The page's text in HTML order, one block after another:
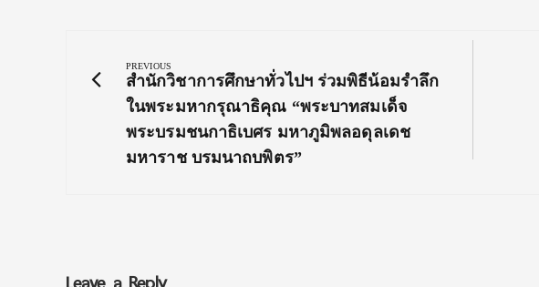
navigation
PREVIOUS
Previous
Post:
สำนักวิชาการศึกษาทั่วไปฯ ร่วมพิธีน้อมรำลึก
ในพระมหากรุณาธิคุณ “พระบาทสมเด็จ
พระบรมชนกาธิเบศร มหาภูมิพลอดุลเดช
มหาราช บรมนาถบพิตร”